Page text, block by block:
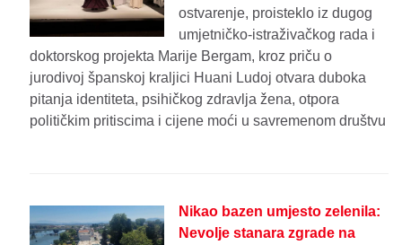
ostvarenje, proisteklo iz dugog
umjetničko-istraživačkog rada i
doktorskog projekta Marije Bergam, kroz priču o
jurodivoj španskoj kraljici Huani Ludoj otvara duboka
pitanja identiteta, psihičkog zdravlja žena, otpora
političkim pritiscima i cijene moći u savremenom društvu
Nikao bazen umjesto zelenila:
Nevolje stanara zgrade na